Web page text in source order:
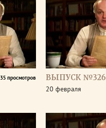
35 просмотров ВЫПУСК №326
20 февраля